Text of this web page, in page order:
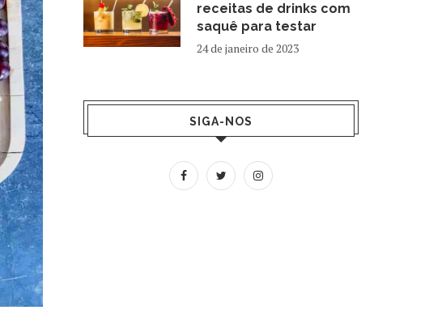
receitas de drinks com
saquê para testar
24 de janeiro de 2023
SIGA-NOS